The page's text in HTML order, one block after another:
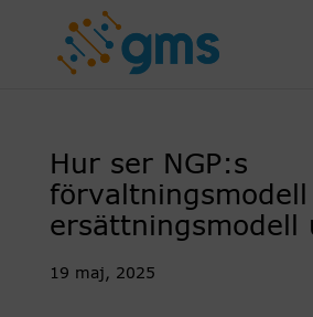
Hur ser NGP:s
förvaltningsmodell
ersättningsmodell
19 maj, 2025